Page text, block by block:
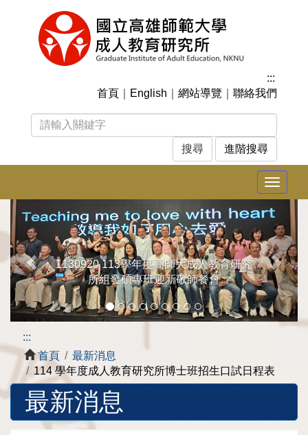
:::
首頁
English 網站導覽 聯絡我們
進階搜尋
Toggle
1130920 113學年度高師大成人教育研究
所組發碩專班迎新敬師餐會
上
一
張
下
一
張
:::
首頁
最新消息
114 學年度成人教育研究所博士班招生口試日程表
最新消息